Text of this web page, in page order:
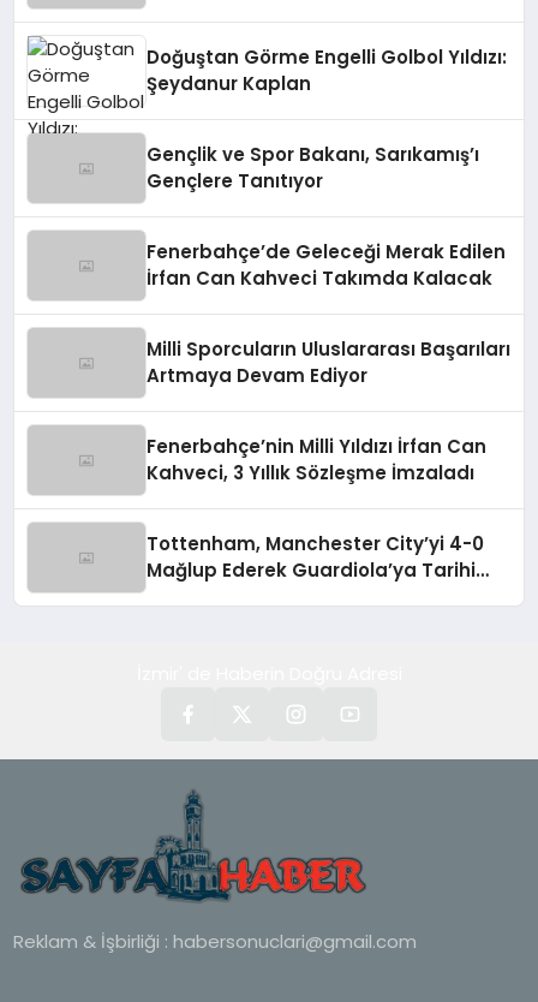
Doğuştan Görme Engelli Golbol Yıldızı:
Şeydanur Kaplan
Gençlik ve Spor Bakanı, Sarıkamış’ı
Gençlere Tanıtıyor
Fenerbahçe’de Geleceği Merak Edilen
İrfan Can Kahveci Takımda Kalacak
Milli Sporcuların Uluslararası Başarıları
Artmaya Devam Ediyor
Fenerbahçe’nin Milli Yıldızı İrfan Can
Kahveci, 3 Yıllık Sözleşme İmzaladı
Tottenham, Manchester City’yi 4-0
Mağlup Ederek Guardiola’ya Tarihi
Reklam & İşbirliği : habersonuclari@gmail.com